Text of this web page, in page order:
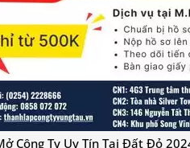
Công Ty Uy Tín Tại Đất Đỏ